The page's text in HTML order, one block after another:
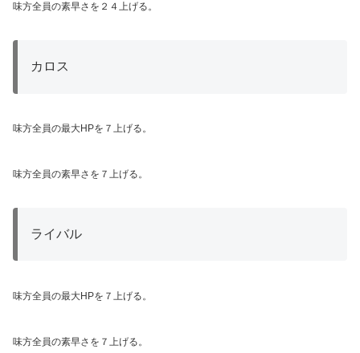
味方全員の素早さを２４上げる。
カロス
味方全員の最大HPを７上げる。
味方全員の素早さを７上げる。
ライバル
味方全員の最大HPを７上げる。
味方全員の素早さを７上げる。